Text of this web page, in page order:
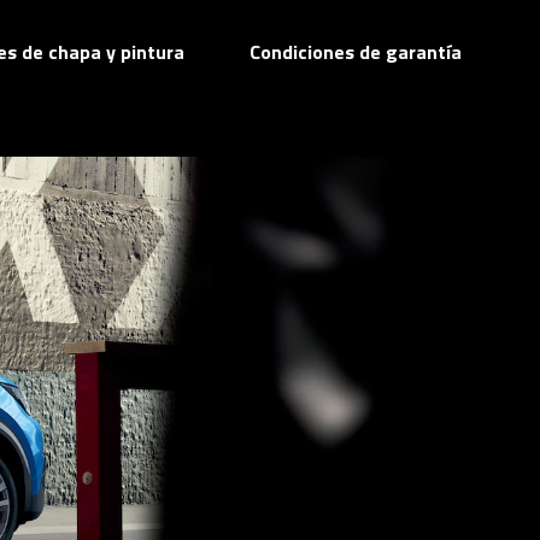
de chapa y pintura Condiciones de garantía